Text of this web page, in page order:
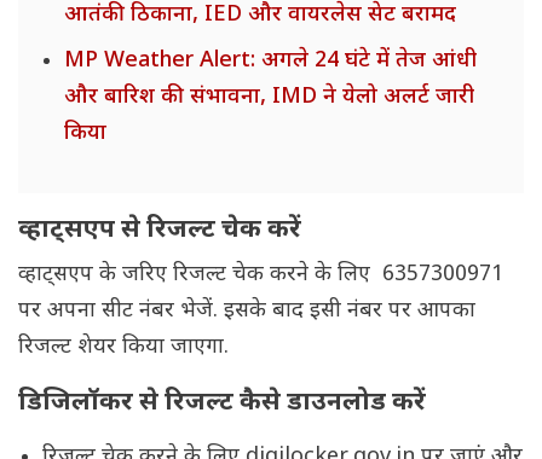
आतंकी ठिकाना, IED और वायरलेस सेट बरामद
MP Weather Alert: अगले 24 घंटे में तेज आंधी
और बारिश की संभावना, IMD ने येलो अलर्ट जारी
किया
व्हाट्सएप से रिजल्ट चेक करें
व्हाट्सएप के जरिए रिजल्ट चेक करने के लिए 6357300971
पर अपना सीट नंबर भेजें. इसके बाद इसी नंबर पर आपका
रिजल्ट शेयर किया जाएगा.
डिजिलॉकर से रिजल्ट कैसे डाउनलोड करें